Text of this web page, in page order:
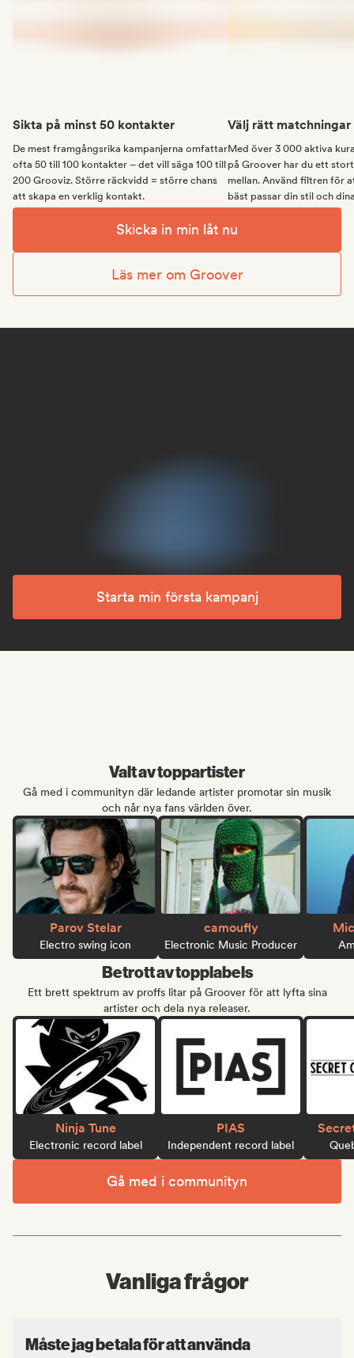
Sikta på minst 50 kontakter
De mest framgångsrika kampanjerna omfattar
ofta 50 till 100 kontakter – det vill säga 100 till
200 Grooviz. Större räckvidd = större chans
att skapa en verklig kontakt.
Välj rätt matchningar
Med över 3 000 aktiva
på Groover har du ett
mellan. Använd filtren för
bäst passar din stil och
Skicka in min låt nu
Läs mer om Groover
Starta min första kampanj
Valt av toppartister
Gå med i communityn där ledande artister promotar sin musik
och når nya fans världen över.
Parov Stelar
Electro swing icon
camoufly
Electronic Music Producer
Betrott av topplabels
Ett brett spektrum av proffs litar på Groover för att lyfta sina
artister och dela nya releaser.
Ninja Tune
Electronic record label
PIAS
Independent record label
Gå med i communityn
Vanliga frågor
Måste jag betala för att använda